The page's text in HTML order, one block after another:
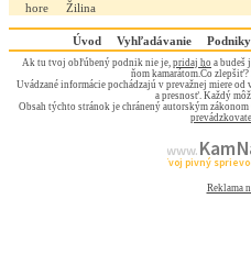
hore Žilina
Úvod Vyhľadávanie Podniky
Ak tu tvoj obľúbený podnik nie je, pridaj ho a budeš
ňom kamarátom.Čo zlepšiť?
Uvádzané informácie pochádzajú v prevažnej miere
a presnosť. Každý
Obsah týchto stránok je chránený autorským
www.Kam
Tvoj pivný
Reklama